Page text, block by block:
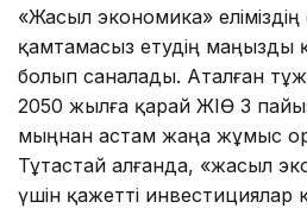
«Жасыл экономика»
қамтамасыз етудің маңызды
болып саналады. Аталған
2050 жылға қарай ЖІӨ 3
мыңнан астам жаңа жұмыс
Тұтастай алғанда, «жасыл
үшін қажетті инвестициялар